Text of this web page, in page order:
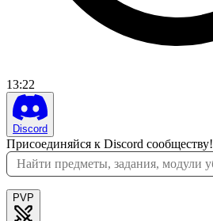
13:22
Discord
Присоединяйся к Discord сообществу!
PVP